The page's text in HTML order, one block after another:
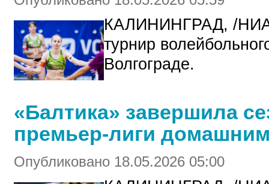
КАЛИНИНГРАД, /
турнир
Волгограде.
«Балтика» завершила
премьер-лиги
Опубликовано 18.05.2026 05:00